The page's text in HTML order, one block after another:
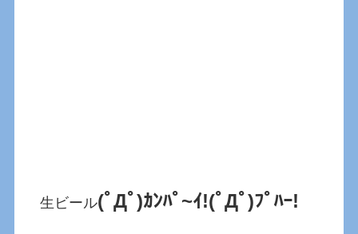
生ビール(ﾟДﾟ)ｶﾝﾊﾟ~ｲ!(ﾟДﾟ)ﾌﾟﾊｰ!